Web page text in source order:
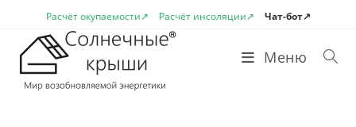
содержимому
Расчёт окупаемости↗ Расчёт инсоляции↗ Чат-бот↗
Меню